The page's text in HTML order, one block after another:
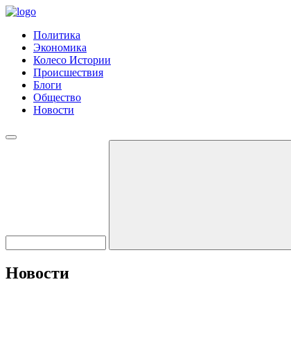
Политика
Экономика
Колесо Истории
Происшествия
Блоги
Общество
Новости
Новости